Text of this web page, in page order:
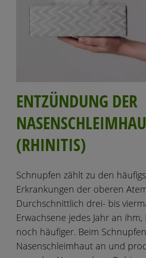
ENTZÜNDUNG DER
(RHINITIS)
Schnupfen zählt zu den
Erkrankungen der oberen
Durchschnittlich drei- bis
Erwachsene jedes Jahr an
noch häufiger. Beim
Nasenschleimhaut an und